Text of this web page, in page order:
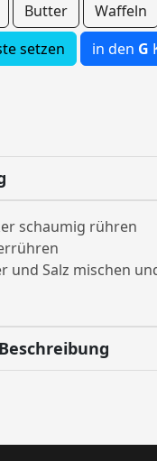
Butter Waffeln
setzen in den G
schaumig rühren
und Salz mischen